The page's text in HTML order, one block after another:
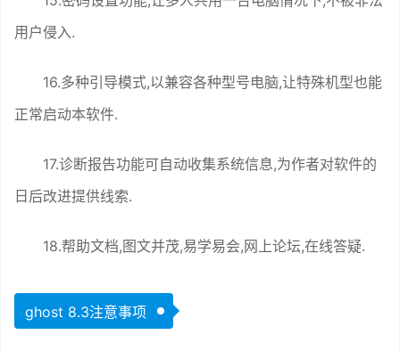
用户侵入.
16.多种引导模式,以兼容各种型号电脑,让特殊机型也能
正常启动本软件.
17.诊断报告功能可自动收集系统信息,为作者对软件的
日后改进提供线索.
18.帮助文档,图文并茂,易学易会,网上论坛,在线答疑.
ghost 8.3注意事项